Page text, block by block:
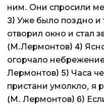
ним. Они спросили
3) Уже было поздно и
отворил окно и стал
(М.Лермонтов) 4)
огорчало
Лермонтов) 5) Часа
пристани умолкло, я
(М. Лермонтов) 6)